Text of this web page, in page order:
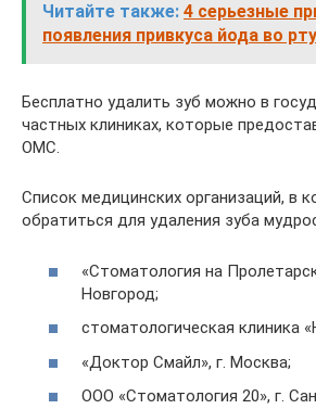
Читайте также: 4 серьезные
появления привкуса йода во рту
Бесплатно удалить зуб можно в
частных клиниках, которые
ОМС.
Список медицинских организаций, в
обратиться для удаления зуба
«Стоматология на
Новгород;
стоматологическая клиника
«Доктор Смайл», г. Москва;
ООО «Стоматология 20», г.